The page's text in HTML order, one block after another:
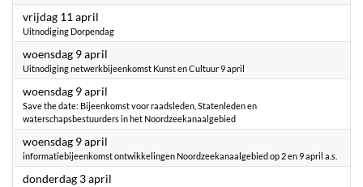
vrijdag 11 april
Uitnodiging Dorpendag
woensdag 9 april
Uitnodiging netwerkbijeenkomst Kunst en Cultuur 9 april
woensdag 9 april
Save the date: Bijeenkomst voor raadsleden, Statenleden en
waterschapsbestuurders in het Noordzeekanaalgebied
woensdag 9 april
informatiebijeenkomst ontwikkelingen Noordzeekanaalgebied op 2 en 9 april a.s.
donderdag 3 april